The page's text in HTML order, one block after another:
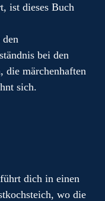
ist dieses Buch
bei den
die märchenhaften
sich.
dich in einen
wo die